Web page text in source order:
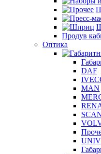
Продув
Оптика
DAF
MAN